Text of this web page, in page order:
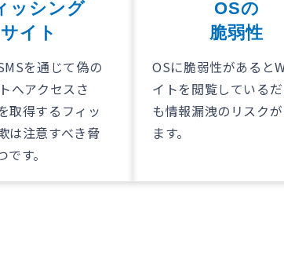
ッシング
サイト
を通じて偽の
へアクセスさ
取得するフィッ
は注意すべき脅
す。
OSの
脆弱性
OSに脆弱性があると
イトを閲覧している
も情報漏洩のリスク
ます。